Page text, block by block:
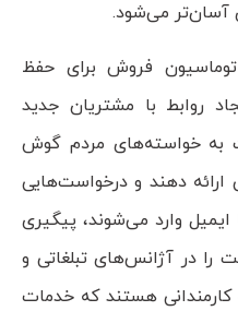
آسان‌تر می‌شود.
فروش برای حفظ
روابط با مشتریان جدید
به خواسته‌های مردم گوش
ارائه دهند و درخواست‌هایی
ایمیل وارد می‌شوند، پیگیری
را در آژانس‌های تبلغاتی و
کارمندانی هستند که خدمات